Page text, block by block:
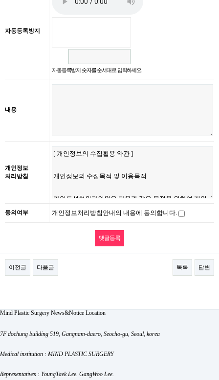
자동등록방지
자동등록방지 숫자를 순서대로 입력하세요.
내용
개인정보
처리방침
동의여부 개인정보처리방침안내의 내용에 동의합니다.
이전글 다음글 목록 답변
Mind Plastic Surgery News&Notice Location
7F dochung building 519, Gangnam-daero, Seocho-gu, Seoul, korea
Medical institution : MIND PLASTIC SURGERY
Representatives : YoungTaek Lee. GangWoo Lee.